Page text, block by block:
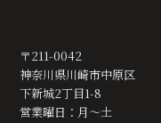
〒211-0042
神奈川県川崎市中原区
下新城2丁目1-8
営業曜日：月～土